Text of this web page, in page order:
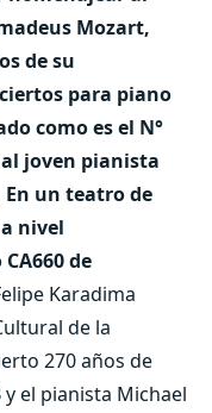
Mozart,
de su
para piano
como es el N°
joven pianista
un teatro de
nivel
de
Karadima
de la
270 años de
el pianista Michael